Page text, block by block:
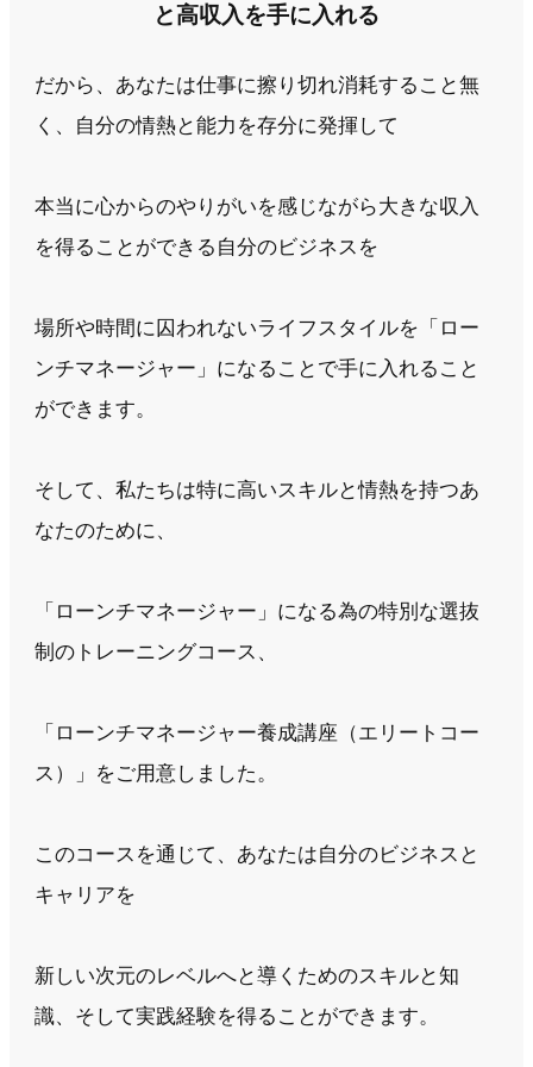
と高収入を手に入れる
だから、あなたは仕事に擦り切れ消耗すること無
く、自分の情熱と能力を存分に発揮して
本当に心からのやりがいを感じながら大きな収入
を得ることができる自分のビジネスを
場所や時間に囚われないライフスタイルを「ロー
ンチマネージャー」になることで手に入れること
ができます。
そして、私たちは特に高いスキルと情熱を持つあ
なたのために、
「ローンチマネージャー」になる為の特別な選抜
制のトレーニングコース、
「ローンチマネージャー養成講座（エリートコー
ス）」をご用意しました。
このコースを通じて、あなたは自分のビジネスと
キャリアを
新しい次元のレベルへと導くためのスキルと知
識、そして実践経験を得ることができます。